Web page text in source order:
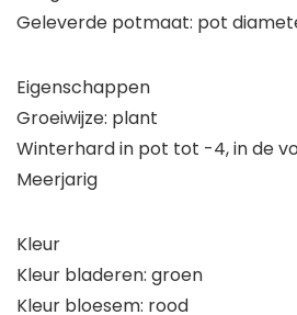
Geleverde potmaat: pot
Eigenschappen
Groeiwijze: plant
Winterhard in pot tot -4, in de
Meerjarig
Kleur
Kleur bladeren: groen
Kleur bloesem: rood